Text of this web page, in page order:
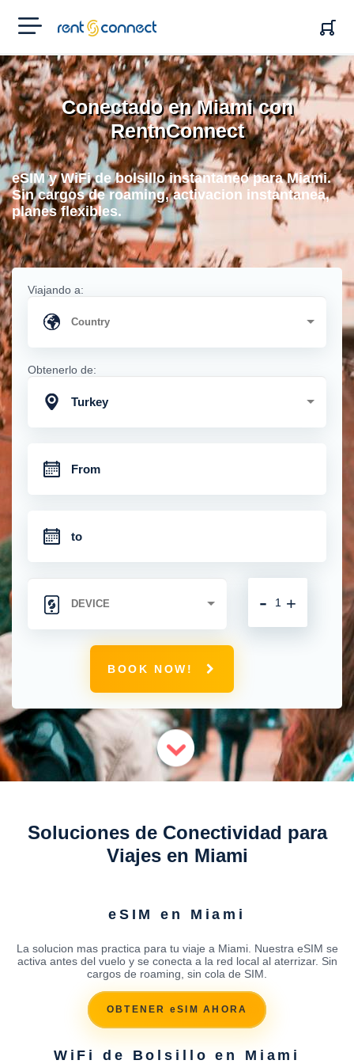
RENT'N
CONNECT
Conectado en Miami con
RentnConnect
eSIM y WiFi de bolsillo instantaneo para Miami.
Sin cargos de roaming, activacion instantanea,
planes flexibles.
Viajando a:
Obtenerlo de:
Turkey
+
-
BOOK NOW!
Soluciones de Conectividad para
Viajes en Miami
eSIM en Miami
La solucion mas practica para tu viaje a Miami. Nuestra eSIM se
activa antes del vuelo y se conecta a la red local al aterrizar. Sin
cargos de roaming, sin cola de SIM.
OBTENER eSIM AHORA
WiFi de Bolsillo en Miami